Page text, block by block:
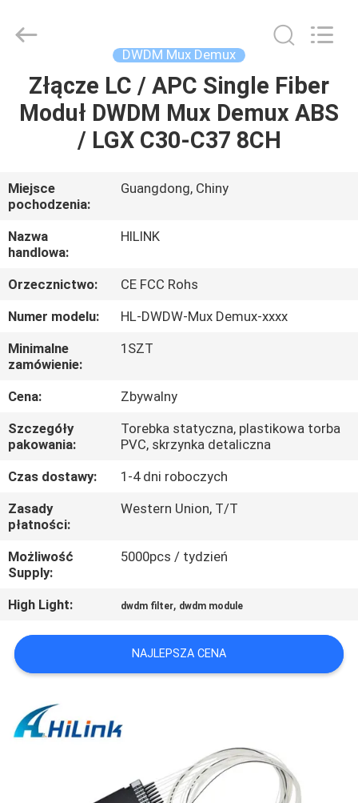
DO
DOMU
O
NAS
WYCIECZKA
PO
FABRYCE
KONTROLA
JAKOŚCI
SKONTAKTUJ
SIĘ
Z
NAMI
NOWOŚCI
SPRAWY
POPROŚ
O
Technology
Co.,Ltd..
DWDM Mux Demux
Złącze LC / APC Single Fiber
Moduł DWDM Mux Demux ABS
/ LGX C30-C37 8CH
Miejsce
pochodzenia:
Guangdong, Chiny
Nazwa
handlowa:
HILINK
Orzecznictwo:
CE FCC Rohs
Numer modelu:
HL-DWDW-Mux Demux-xxxx
Minimalne
zamówienie:
1SZT
Cena:
Zbywalny
Szczegóły
pakowania:
Torebka statyczna, plastikowa torba
PVC, skrzynka detaliczna
Czas dostawy:
1-4 dni roboczych
Zasady
płatności:
Western Union, T/T
Możliwość
Supply:
5000pcs / tydzień
High Light: dwdm filter, dwdm module
NAJLEPSZA CENA